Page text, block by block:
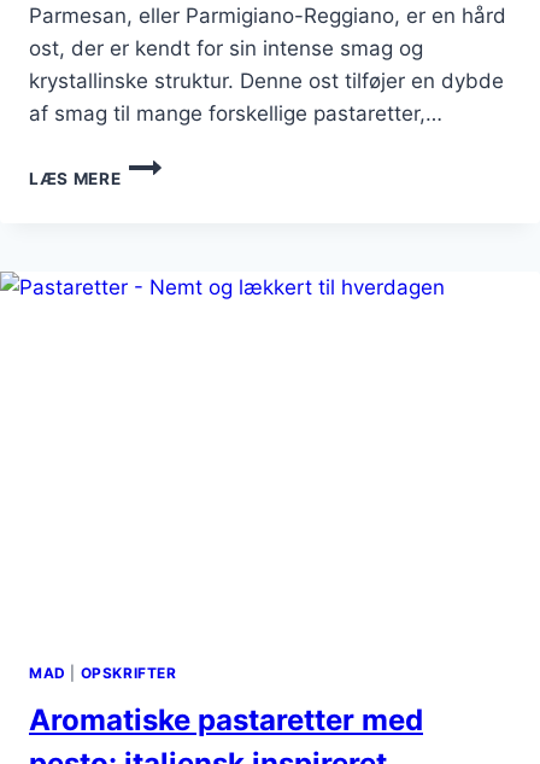
Parmesan, eller Parmigiano-Reggiano, er en hård
ost, der er kendt for sin intense smag og
krystallinske struktur. Denne ost tilføjer en dybde
af smag til mange forskellige pastaretter,…
LÆS MERE
PASTARETTER
MED
MAD OPSKRIFTER
Aromatiske pastaretter med